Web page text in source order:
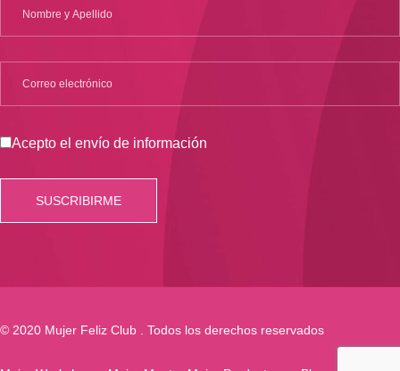
Acepto el envío de información
© 2020 Mujer Feliz Club . Todos los derechos reservados